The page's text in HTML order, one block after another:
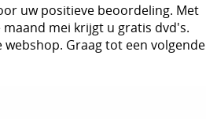
uw positieve beoordeling. Met
maand mei krijgt u gratis dvd's.
webshop. Graag tot een volgende